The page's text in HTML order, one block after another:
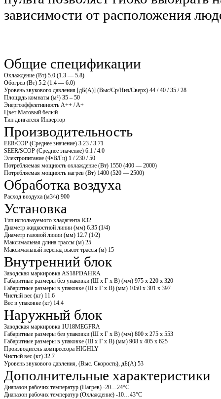
зависимости от расположения
Общие спецификации
Охлаждение (Вт) 5.0 (1.3 — 5.8)
Обогрев (Вт) 5.2 (1.4 — 6.0)
Уровень звукового давления [дБ(А)] (Выс/Ср/Низ/Сверх) 44 / 40 / 35 / 28
Площадь комнаты (м²) 35 – 50
Энергоэффективность A++ / A+
Цвет Матовый белый
Тип двигателя Инвертор
Производительность
EER/COP (Среднее значение) 3.23 / 3.71
SEER/SCOP (Среднее значение) 6.1 / 4.0
Электропитание (Ф/В/Гц) 1 / 230 / 50
Потребляемая мощность охлаждение (Вт) 1550 (400 — 2000)
Потребляемая мощность нагрев (Вт) 1400 (520 — 2500)
Обработка воздуха
Расход воздуха (м3/ч) 900
Установка
Тип используемого хладагента R32
Диаметр жидкостной линии (мм) 6.35 (1/4)
Диаметр газовой линии (мм) 12.7 (1/2)
Максимальная длина трассы (м) 25
Максимальный перепад высот трассы (м) 15
Внутренний блок
Заводская маркировка AS18PDAHRA
Габаритные размеры без упаковки (Ш x Г x В) (мм) 975 x 220 x 320
Габаритные размеры в упаковке (Ш x Г x В) (мм) 1050 x 301 x 397
Чистый вес (кг) 11.6
Вес в упаковке (кг) 14.4
Наружный блок
Заводская маркировка 1U18MEGFRA
Габаритные размеры без упаковки (Ш x Г x В) (мм) 800 x 275 x 553
Габаритные размеры в упаковке (Ш x Г x В) (мм) 908 x 405 x 625
Производитель компрессора HIGHLY
Чистый вес (кг) 32.7
Уровень звукового давления, (Выс. Скорость), дБ(А) 53
Дополнительные характеристики
Диапазон рабочих температур (Нагрев) -20…24°C
Диапазон рабочих температур (Охлаждение) -10…43°C